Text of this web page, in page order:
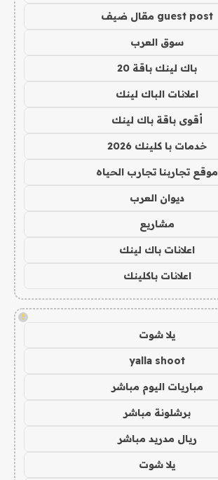
guest post مقال ضيف
سوق العرب
باك لينك باقة 20
اعلانات الباك لينك
أقوى باقة باك لينك
خدمات با كلينك 2026
موقع تجاربنا تجارب الحياه
ديوان العرب
مشاريع
اعلانات باك لينك
اعلانات باكلينك
!
يلا شوت
yalla shoot
مباريات اليوم مباشر
برشلونة مباشر
ريال مدريد مباشر
يلا شوت